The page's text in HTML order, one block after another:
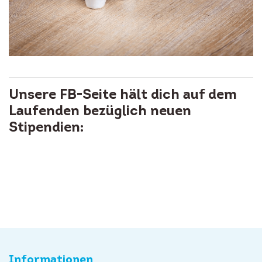
Unsere FB-Seite hält dich auf dem
Laufenden bezüglich neuen
Stipendien: